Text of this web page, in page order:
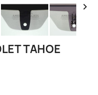

TAHOE